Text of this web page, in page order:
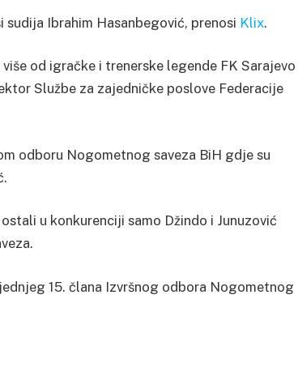
Ibrahim Hasanbegović, prenosi Klix.
od igračke i trenerske legende FK Sarajevo
Službe za zajedničke poslove Federacije
odboru Nogometnog saveza BiH gdje su
u konkurenciji samo Džindo i Junuzović
15. člana Izvršnog odbora Nogometnog